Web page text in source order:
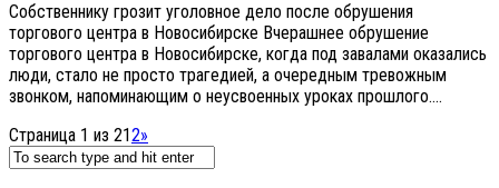
Собственнику грозит уголовное дело после обрушения
торгового центра в Новосибирске Вчерашнее обрушение
торгового центра в Новосибирске, когда под завалами оказались
люди, стало не просто трагедией, а очередным тревожным
звонком, напоминающим о неусвоенных уроках прошлого....
Страница 1 из 212»